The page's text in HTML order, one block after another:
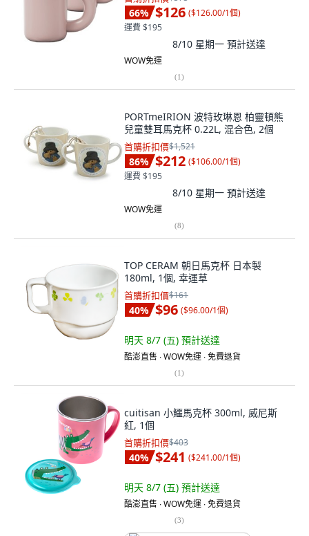
66% $126 ($126.00/1個)
運費 $195
8/10 星期一 預計送達
WOW免運
(1)
PORTmeIRION 波特玫琳恩 柏靈頓熊
兒童雙耳馬克杯 0.22L, 混合色, 2個
首購折扣價$1,521
86% $212 ($106.00/1個)
運費 $195
8/10 星期一 預計送達
WOW免運
(8)
TOP CERAM 朝日馬克杯 日本製
180ml, 1個, 幸運草
首購折扣價$161
40% $96 ($96.00/1個)
明天 8/7 (五) 預計送達
酷澎直售 ∙ WOW免運 ∙ 免費退貨
(1)
cuitisan 小鱷馬克杯 300ml, 威尼斯
紅, 1個
首購折扣價$403
40% $241 ($241.00/1個)
明天 8/7 (五) 預計送達
酷澎直售 ∙ WOW免運 ∙ 免費退貨
(3)